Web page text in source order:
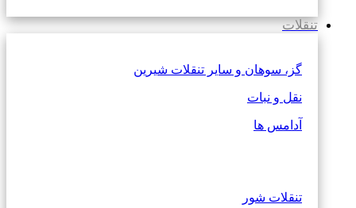
تنقلات
گز، سوهان و سایر تنقلات شیرین
نقل و نبات
آدامس ها
تنقلات شور